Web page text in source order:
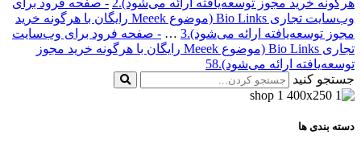
هرگونه خرید مجوز توسعه‌یافته ارائه می‌شود).2 - صفحه فرود برای
وب‌سایت تجاری Bio Links (موضوع Meeek رایگان با هرگونه خرید
مجوز توسعه‌یافته ارائه می‌شود).3
… - صفحه فرود برای وب‌سایت
تجاری Bio Links (موضوع Meeek رایگان با هرگونه خرید مجوز
توسعه‌یافته ارائه می‌شود).58
جستجو کنید
دسته بندی ها